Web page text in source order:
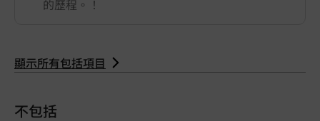
的歷程。！
顯示所有包括項目
不包括